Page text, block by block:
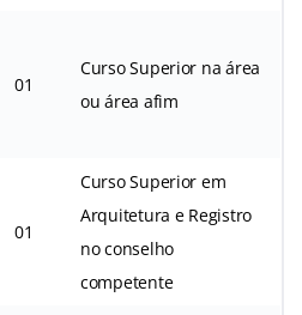
01
Curso Superior na área
ou área afim
01
Curso Superior em
Arquitetura e Registro
no conselho
competente